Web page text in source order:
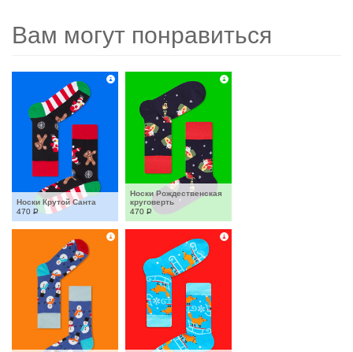
Вам могут понравиться
Носки Крутой Санта
470 Р
Носки Рождественская
круговерть
470 Р